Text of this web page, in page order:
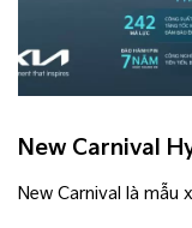
New Carnival
New Carnival là mẫu